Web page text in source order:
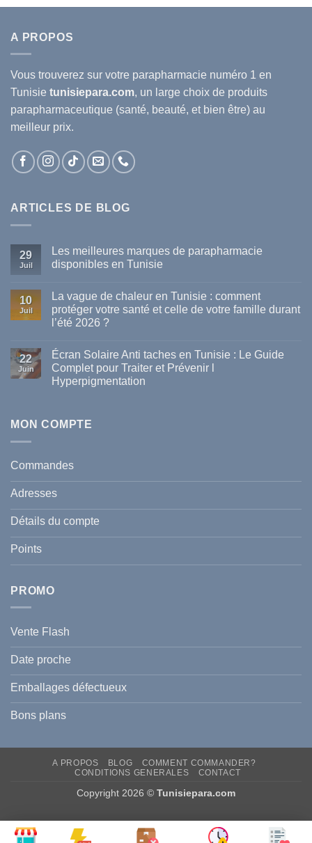
A PROPOS
Vous trouverez sur votre parapharmacie numéro 1 en
Tunisie tunisiepara.com, un large choix de produits
parapharmaceutique (santé, beauté, et bien être) au
meilleur prix.
ARTICLES DE BLOG
29
Juil
Les meilleures marques de parapharmacie
disponibles en Tunisie
sur
meilleures
marques
disponibles
en
Tunisie
10
Juil
La vague de chaleur en Tunisie : comment
protéger votre santé et celle de votre famille durant
l’été 2026 ?
sur
La
vague
de
comment
et
celle
de
votre
famille
durant
l’été
2026
?
22
Juin
Écran Solaire Anti taches en Tunisie : Le Guide
Complet pour Traiter et Prévenir l
Hyperpigmentation
Écran
Solaire
Tunisie
Guide
pour
Traiter
Prévenir
MON COMPTE
Commandes
Adresses
Détails du compte
Points
PROMO
Vente Flash
Date proche
Emballages défectueux
Bons plans
A PROPOS BLOG
COMMENT COMMANDER?
CONDITIONS GENERALES
CONTACT
Copyright 2026 © Tunisiepara.com